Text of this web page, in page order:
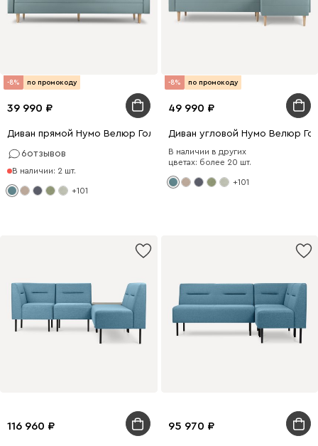
-8% по промокоду
39 990
Диван прямой Нумо Велюр Голубой
6отзывов
В наличии: 2 шт.
+101
-8% по промокоду
49 990
Диван угловой Нумо Велюр
В наличии в других
цветах: более 20 шт.
+101
116 960 95 970